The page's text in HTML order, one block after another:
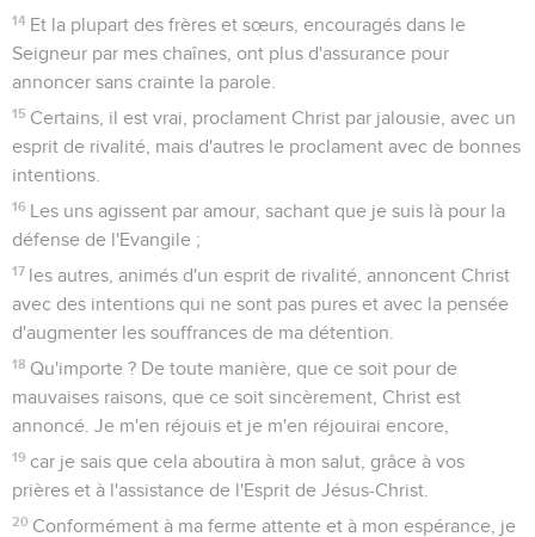
14 Et la plupart des frères et sœurs, encouragés dans le
Seigneur par mes chaînes, ont plus d'assurance pour
annoncer sans crainte la parole.
15 Certains, il est vrai, proclament Christ par jalousie, avec un
esprit de rivalité, mais d'autres le proclament avec de bonnes
intentions.
16 Les uns agissent par amour, sachant que je suis là pour la
défense de l'Evangile ;
17 les autres, animés d'un esprit de rivalité, annoncent Christ
avec des intentions qui ne sont pas pures et avec la pensée
d'augmenter les souffrances de ma détention.
18 Qu'importe ? De toute manière, que ce soit pour de
mauvaises raisons, que ce soit sincèrement, Christ est
annoncé. Je m'en réjouis et je m'en réjouirai encore,
19 car je sais que cela aboutira à mon salut, grâce à vos
prières et à l'assistance de l'Esprit de Jésus-Christ.
20 Conformément à ma ferme attente et à mon espérance, je